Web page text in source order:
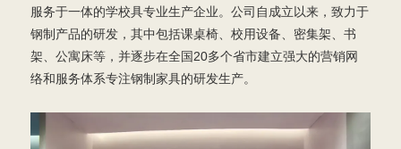
服务于一体的学校具专业生产企业。公司自成立以来，致力于
钢制产品的研发，其中包括课桌椅、校用设备、密集架、书
架、公寓床等，并逐步在全国20多个省市建立强大的营销网
络和服务体系专注钢制家具的研发生产。